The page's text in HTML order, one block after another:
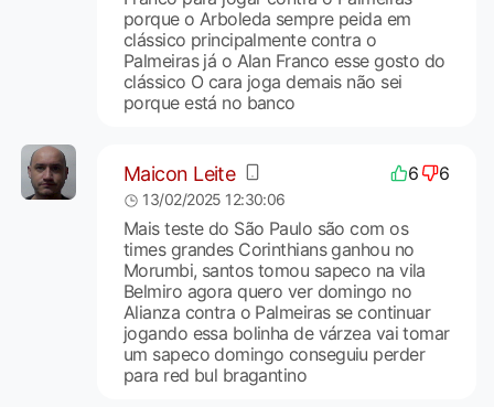
porque o Arboleda sempre peida em
clássico principalmente contra o
Palmeiras já o Alan Franco esse gosto do
clássico O cara joga demais não sei
porque está no banco
Maicon Leite 6 6
13/02/2025 12:30:06
Mais teste do São Paulo são com os
times grandes Corinthians ganhou no
Morumbi, santos tomou sapeco na vila
Belmiro agora quero ver domingo no
Alianza contra o Palmeiras se continuar
jogando essa bolinha de várzea vai tomar
um sapeco domingo conseguiu perder
para red bul bragantino